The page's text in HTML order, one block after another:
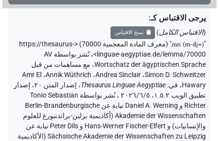
يرجى الاقتباس كـ:
(الاقتباس الكامل) نسخ الاقتباس
"
mn (m-dj=)
"
(معرف المادة المعجمية 70000) <https://thesaurus-
linguae-aegyptiae.de/lemma/70000>
،
نُشر بواسطة AV
Wortschatz der ägyptischen Sprache، مع مساهمات من قبل
Simon D. Schweitzer، Andrea Sinclair، Annik Wüthrich، Amr El
Hawary، في:
Thesaurus Linguae Aegyptiae،
إصدار المتن ٢٠، إصدار
تطبيق الويب ۱.٥.٢، ٢٠٢٦/٦/٥ ، نُشر بواسطة Tonio Sebastian
Richter و Daniel A. Werning نيابة عن Berlin-Brandenburgische
Akademie der Wissenschaften (أكاديمية برلين-براندنبورغ للعلوم
والإنسانيات) و Hans-Werner Fischer-Elfert و Peter Dils نيابة عن
Sächsische Akademie der Wissenschaften zu Leipzig (الأكاديمية